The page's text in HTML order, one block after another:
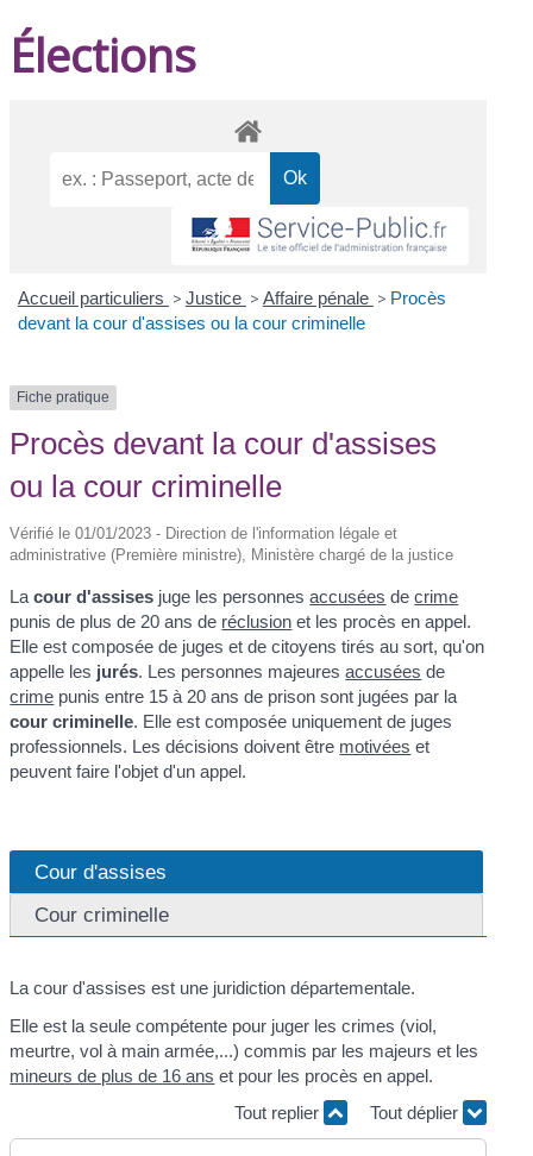
Élections
Accueil particuliers > Justice > Affaire pénale > Procès
devant la cour d'assises ou la cour criminelle
Fiche pratique
Procès devant la cour d'assises
ou la cour criminelle
Vérifié le 01/01/2023 - Direction de l'information légale et
administrative (Première ministre), Ministère chargé de la justice
Lacour d'assises juge les personnesaccusées decrime
punis de plus de 20 ans de réclusion et les procès en appel.
Elle est composée de juges et de citoyens tirés au sort, qu'on
appelle les jurés. Les personnes majeuresaccusées de
crime punis entre 15 à 20 ans de prison sont jugées par la
cour criminelle. Elle est composée uniquement de juges
professionnels. Les décisions doivent être motivées et
peuvent faire l'objet d'un appel.
Cour d'assises
Cour criminelle
La cour d'assises est une juridiction départementale.
Elle est la seule compétente pour juger les crimes (viol,
meurtre, vol à main armée,...) commis par les majeurs et les
mineurs de plus de 16 ans et pour les procès en appel.
Tout replier
Tout déplier